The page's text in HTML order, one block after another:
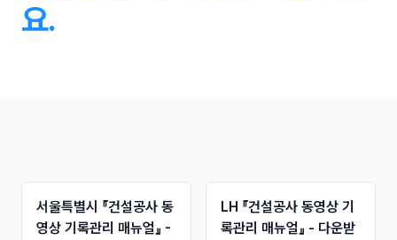
요.
서울특별시 『건설공사 동
영상 기록관리 매뉴얼』 -
LH 『건설공사 동영상 기
록관리 매뉴얼』 - 다운받